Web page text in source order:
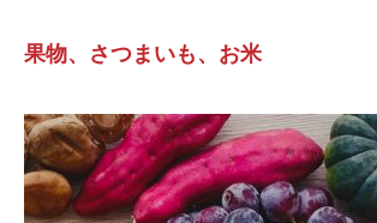
果物、さつまいも、お米